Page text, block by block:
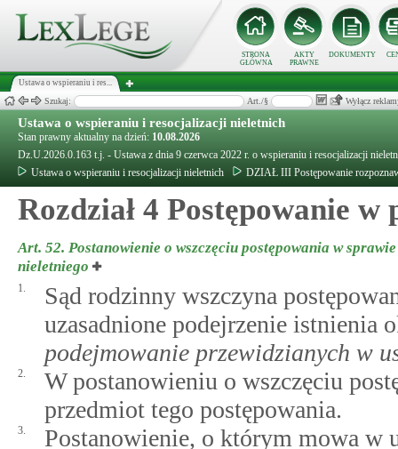
STRONA
GŁÓWNA
AKTY
PRAWNE
DOKUMENTY
Ustawa o wspieraniu i res...
Szukaj: Art./§ Wyłącz
Ustawa o wspieraniu i resocjalizacji nieletnich
Stan prawny aktualny na dzień: 10.08.2026
Dz.U.2026.0.163 t.j. - Ustawa z dnia 9 czerwca 2022 r. o wspieraniu i resocjalizacji
Ustawa o wspieraniu i resocjalizacji nieletnich
DZIAŁ III Postępowanie
Rozdział 4 Postępowanie
Art. 52. Postanowienie o wszczęciu postępowania w sprawie
nieletniego
1.
Sąd rodzinny wszczyna
uzasadnione podejrzenie
podejmowanie przewidzianych w
2.
W postanowieniu o wszczęciu
przedmiot tego postępowania.
3.
Postanowienie, o którym mowa w